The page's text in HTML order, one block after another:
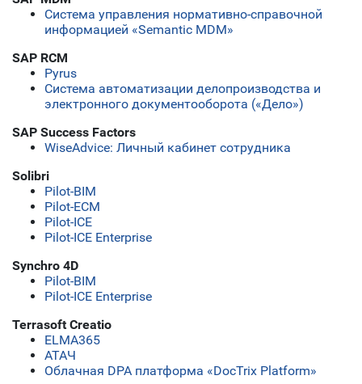
Система управления нормативно-справочной
информацией «Semantic MDM»
SAP RCM
Pyrus
Система автоматизации делопроизводства и
электронного документооборота («Дело»)
SAP Success Factors
WiseAdvice: Личный кабинет сотрудника
Solibri
Pilot-BIM
Pilot-ECM
Pilot-ICE
Pilot-ICE Enterprise
Synchro 4D
Pilot-BIM
Pilot-ICE Enterprise
Terrasoft Creatio
ELMA365
АТАЧ
Облачная DPA платформа «DocTrix Platform»